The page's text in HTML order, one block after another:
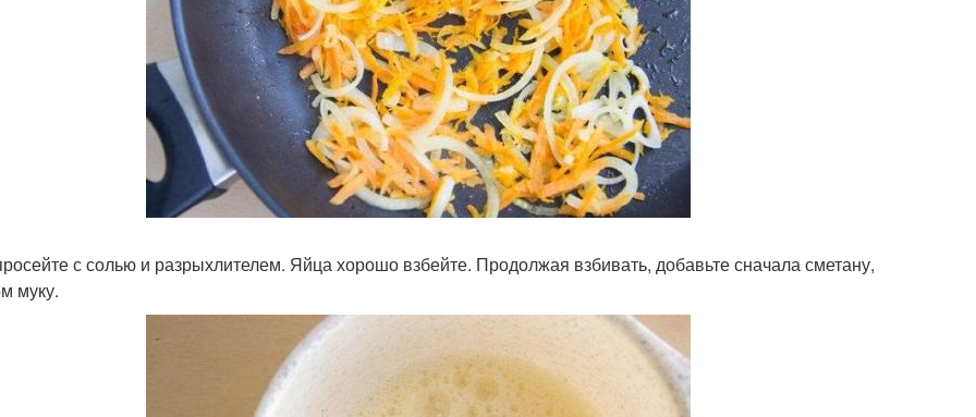
с солью и разрыхлителем. Яйца хорошо взбейте. Продолжая взбивать, добавьте сначала сметану,
муку.